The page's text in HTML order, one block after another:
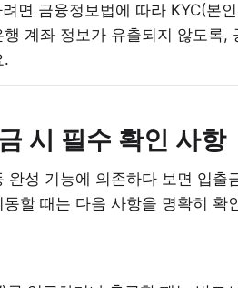
면 금융정보법에 따라 KYC(본
계좌 정보가 유출되지 않도록,
.
시 필수 확인 사항
완성 기능에 의존하다 보면 입출
할 때는 다음 사항을 명확히 확